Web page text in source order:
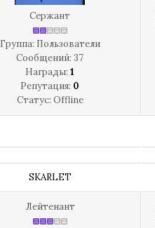
Сержант
Группа: Пользователи
Сообщений: 37
Награды: 1
Репутация: 0
Статус: Offline
SKARLET
Лейтенант